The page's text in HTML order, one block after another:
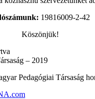
19816009-2-42
Köszönjük!
– 2019
Pedagógiai Társaság